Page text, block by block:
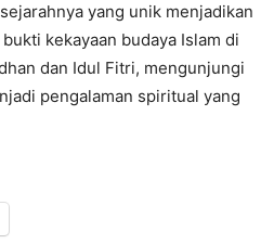
yang unik menjadikan
kekayaan budaya Islam di
dan Idul Fitri, mengunjungi
pengalaman spiritual yang